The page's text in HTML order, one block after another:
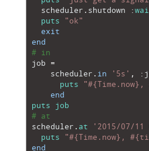
scheduler . shutdown :
puts
"ok"
exit
end
# in
job
=
scheduler . in '5s' , :
puts
end
puts
job
# at
scheduler . at '2015/07/11
puts
"#{Time.now},
end